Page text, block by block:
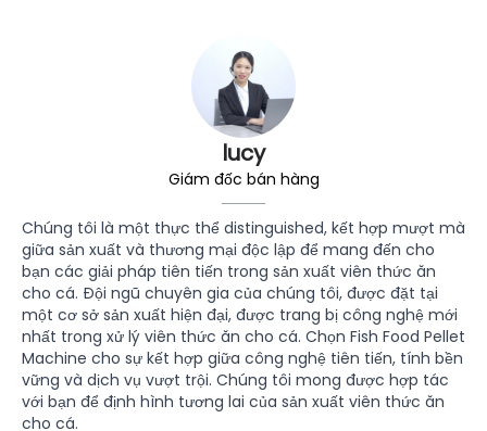
lucy
Giám đốc bán hàng
Chúng tôi là một thực thể distinguished, kết hợp mượt mà
giữa sản xuất và thương mại độc lập để mang đến cho
bạn các giải pháp tiên tiến trong sản xuất viên thức ăn
cho cá. Đội ngũ chuyên gia của chúng tôi, được đặt tại
một cơ sở sản xuất hiện đại, được trang bị công nghệ mới
nhất trong xử lý viên thức ăn cho cá. Chọn Fish Food Pellet
Machine cho sự kết hợp giữa công nghệ tiên tiến, tính bền
vững và dịch vụ vượt trội. Chúng tôi mong được hợp tác
với bạn để định hình tương lai của sản xuất viên thức ăn
cho cá.